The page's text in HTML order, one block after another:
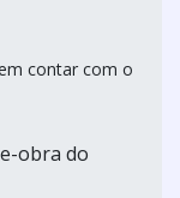
contar com o
obra do